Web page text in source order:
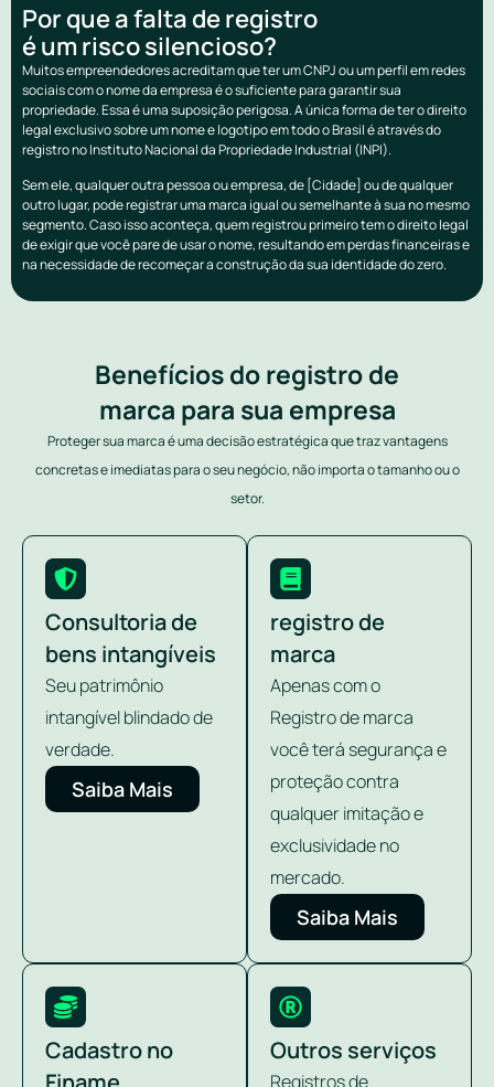
Por que a falta de registro
é um risco silencioso?
Muitos empreendedores acreditam que ter um CNPJ ou um perfil em redes
sociais com o nome da empresa é o suficiente para garantir sua
propriedade. Essa é uma suposição perigosa. A única forma de ter o direito
legal exclusivo sobre um nome e logotipo em todo o Brasil é através do
registro no Instituto Nacional da Propriedade Industrial (INPI).
Sem ele, qualquer outra pessoa ou empresa, de [Cidade] ou de qualquer
outro lugar, pode registrar uma marca igual ou semelhante à sua no mesmo
segmento. Caso isso aconteça, quem registrou primeiro tem o direito legal
de exigir que você pare de usar o nome, resultando em perdas financeiras e
na necessidade de recomeçar a construção da sua identidade do zero.
Benefícios do registro de
marca para sua empresa
Proteger sua marca é uma decisão estratégica que traz vantagens
concretas e imediatas para o seu negócio, não importa o tamanho ou o
setor.
Consultoria de
bens intangíveis
Seu patrimônio
intangível blindado de
verdade.
Saiba Mais
registro de
marca
Apenas com o
Registro de marca
você terá segurança e
proteção contra
qualquer imitação e
exclusividade no
mercado.
Saiba Mais
Cadastro no
Outros serviços
Registros de